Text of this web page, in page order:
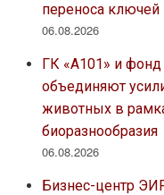
переноса ключей
06.08.2026
ГК «А101» и
объединяют
животных в
биоразнообразия
06.08.2026
Бизнес-центр